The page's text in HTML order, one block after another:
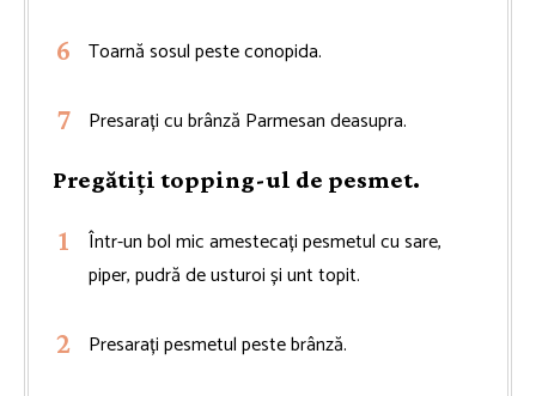
Toarnă sosul peste conopida.
Presarați cu brânză Parmesan deasupra.
Pregătiți topping-ul de pesmet.
Într-un bol mic amestecați pesmetul cu sare,
piper, pudră de usturoi și unt topit.
Presarați pesmetul peste brânză.